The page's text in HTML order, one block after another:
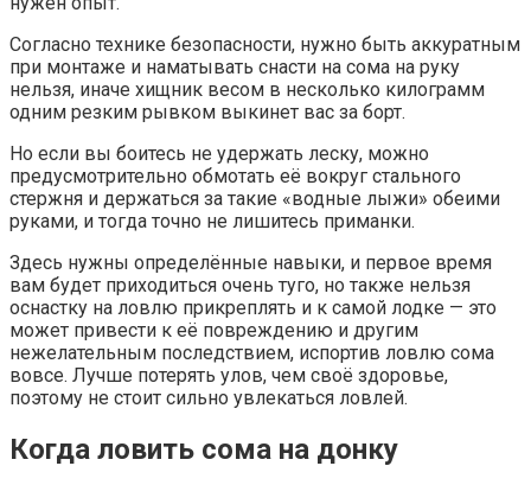
Согласно технике безопасности, нужно быть аккуратным
при монтаже и наматывать снасти на сома на руку
нельзя, иначе хищник весом в несколько килограмм
одним резким рывком выкинет вас за борт.
Но если вы боитесь не удержать леску, можно
предусмотрительно обмотать её вокруг стального
стержня и держаться за такие «водные лыжи» обеими
руками, и тогда точно не лишитесь приманки.
Здесь нужны определённые навыки, и первое время
вам будет приходиться очень туго, но также нельзя
оснастку на ловлю прикреплять и к самой лодке — это
может привести к её повреждению и другим
нежелательным последствием, испортив ловлю сома
вовсе. Лучше потерять улов, чем своё здоровье,
поэтому не стоит сильно увлекаться ловлей.
Когда ловить сома на донку